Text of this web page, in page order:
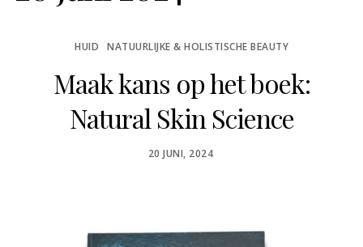
HUID NATUURLIJKE & HOLISTISCHE BEAUTY
Maak kans op het boek:
Natural Skin Science
POSTED
20 JUNI, 2024